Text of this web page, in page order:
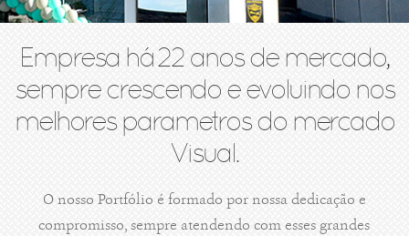
Empresa há 22 anos de mercado,
sempre crescendo e evoluindo nos
melhores parametros do mercado
Visual.
O nosso Portfólio é formado por nossa dedicação e
compromisso, sempre atendendo com esses grandes